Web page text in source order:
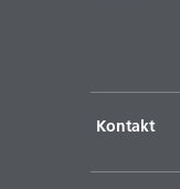
Kontakt